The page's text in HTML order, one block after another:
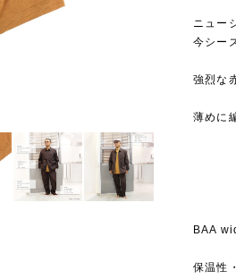
ニュー
今シー
強烈な
薄めに
BAA
保温性